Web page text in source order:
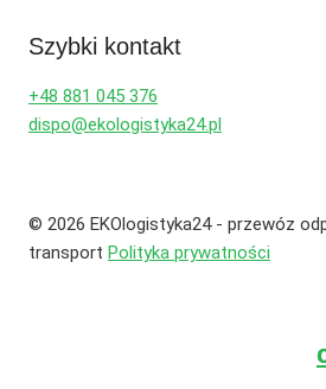
Szybki kontakt
+48 881 045 376
dispo@ekologistyka24.pl
© 2026 EKOlogistyka24 - przewóz
transport Polityka prywatności